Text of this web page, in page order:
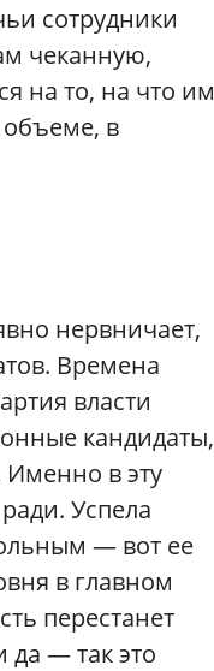
сотрудники
чеканную,
на то, на что им
объеме, в
нервничает,
Времена
власти
кандидаты,
Именно в эту
Успела
— вот ее
в главном
перестанет
да — так это